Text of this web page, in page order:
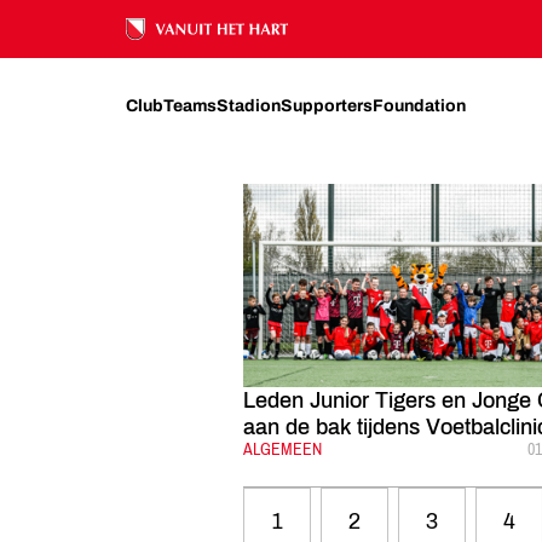
Ons nalatenschap
ClubTeamsStadionSupportersFoundation
FC UTRECHT
Leden Junior Tigers en Jonge
aan de bak tijdens
CATEGORIE:
ALGEMEEN
1 2 3 4